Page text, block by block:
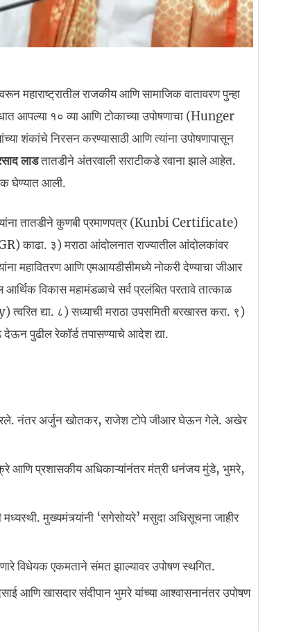
राजकीय आणि सामाजिक वातावरण पुन्हा
आपल्या १० व्या आणि टोकाच्या उपोषणाचा (Hunger
शंकांचे निरसन करण्यासाठी आणि त्यांना उपोषणापासून
लाडतातडीने अंतरवाली सराटीकडे रवाना झाले आहेत.
घेण्यात आली.
तातडीने कुणबी प्रमाणपत्र (Kunbi Certificate)
काढा. ३) मराठा आंदोलनात राज्यातील आंदोलकांवर
महावितरण आणि एमआयडीसीमध्ये नोकरी देण्याचा जीआर
विकास महामंडळाचे सर्व प्रलंबित परतावे तात्काळ
द्या. ८) सध्याची मराठा उपसमिती बरखास्त करा. ९)
पुढील रेकॉर्ड तपासण्याचे आदेश द्या.
नंतर अर्जुन खोतकर, राजेश टोपे जीआर घेऊन गेले. अखेर
आणि प्रशासकीय अधिकाऱ्यांनंतर मंत्री धनंजय मुंडे, भुमरे,
मुख्यमंत्र्यांनी ‘सगेसोयरे’ मसुदा अधिसूचना जाहीर
विधेयक एकमताने संमत झाल्यावर उपोषण स्थगित.
आणि खासदार संदीपान भुमरे यांच्या आश्वासनानंतर उपोषण